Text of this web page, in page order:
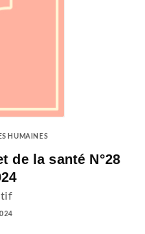
HUMAINES
de la santé N°28